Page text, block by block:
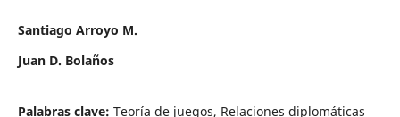
Santiago Arroyo M.
Juan D. Bolaños
Palabras clave: Teoría de juegos, Relaciones diplomáticas